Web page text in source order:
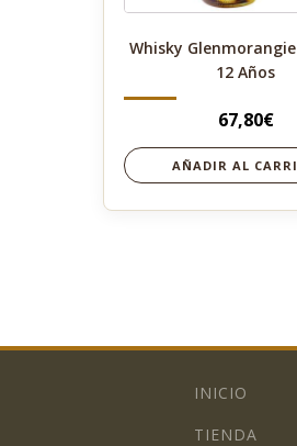
Whisky
12 Años
67,80€
AÑADIR AL
INICIO
TIENDA